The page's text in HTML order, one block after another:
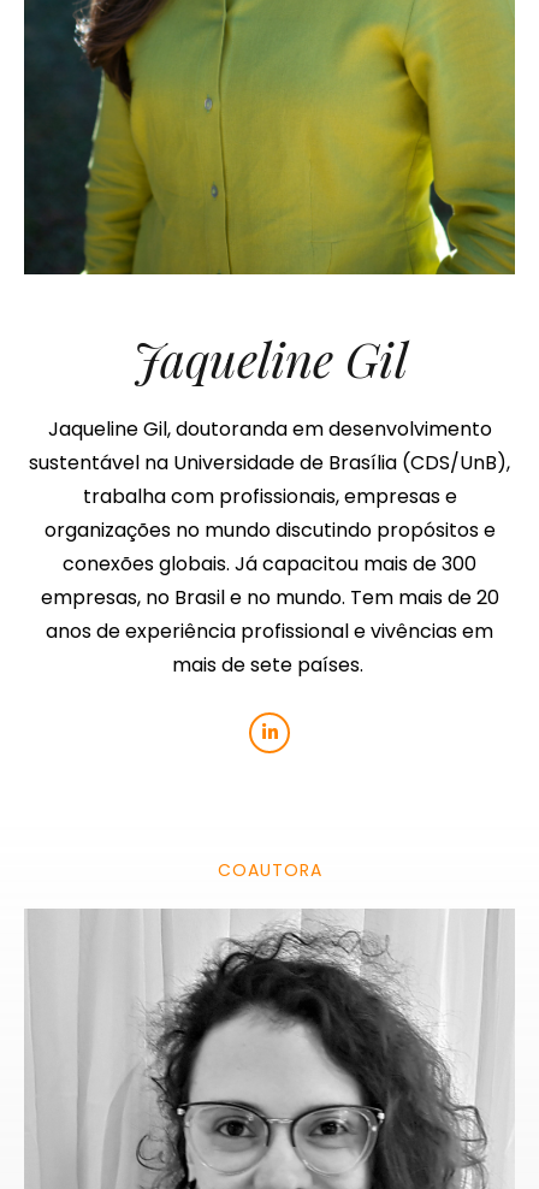
Jaqueline Gil
Jaqueline Gil, doutoranda em desenvolvimento
sustentável na Universidade de Brasília (CDS/UnB),
trabalha com profissionais, empresas e
organizações no mundo discutindo propósitos e
conexões globais. Já capacitou mais de 300
empresas, no Brasil e no mundo. Tem mais de 20
anos de experiência profissional e vivências em
mais de sete países.
COAUTORA